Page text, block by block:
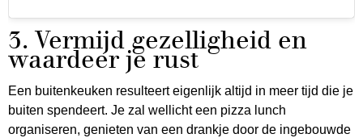
3. Vermijd gezelligheid en
waardeer je rust
Een buitenkeuken resulteert eigenlijk altijd in meer tijd die je
buiten spendeert. Je zal wellicht een pizza lunch
organiseren, genieten van een drankje door de ingebouwde